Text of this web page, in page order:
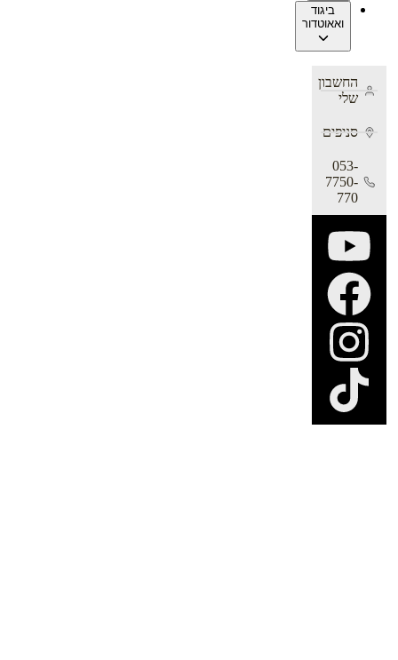
ביגוד
ואאוטדור
החשבון
שלי
סניפים
053-
7750-
770